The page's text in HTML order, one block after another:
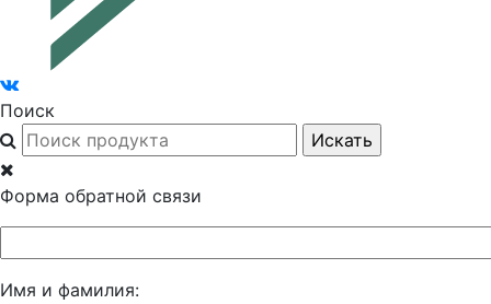
Поиск
Форма обратной связи
Имя и фамилия: